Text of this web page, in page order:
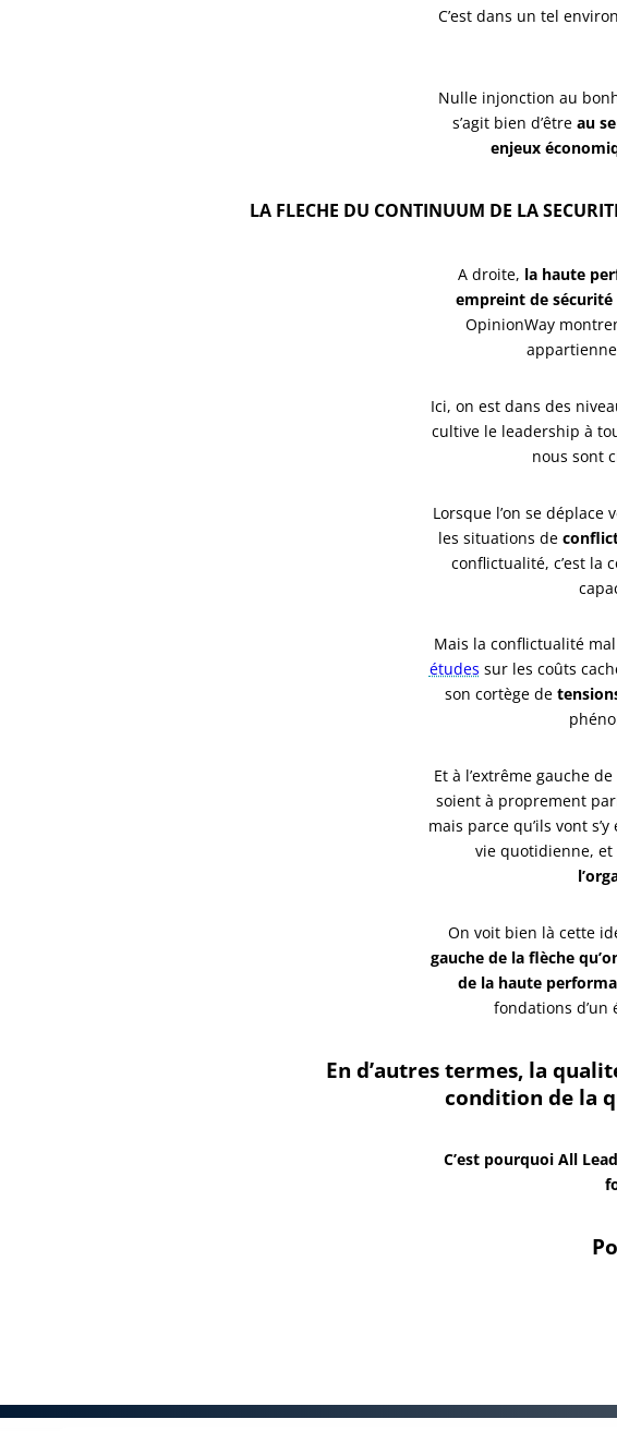
C’est dans un tel
Nulle injonction au
s’agit bien d’être au
enjeux
LA FLECHE DU CONTINUUM DE LA
A droite, la haute
empreint de
OpinionWay
Ici, on est dans des
cultive le leadership à
nous sont
Lorsque l’on se
les situations de
conflictualité, c’est la
Mais la conflictualité
études sur les coûts
son cortège de
Et à l’extrême gauche
soient à proprement
mais parce qu’ils vont
vie quotidienne, et
On voit bien là cette
gauche de la flèche
de la haute
fondations
En d’autres termes, la
condition de la
C’est pourquoi All